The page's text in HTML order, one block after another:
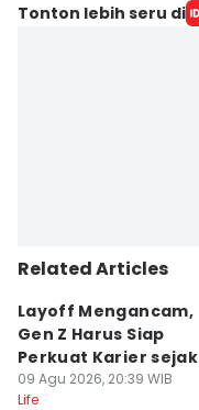
Tonton lebih seru di
Related Articles
Layoff Mengancam,
Gen Z Harus Siap
Perkuat Karier sejak
Dini
09 Agu 2026, 20:39 WIB
Life